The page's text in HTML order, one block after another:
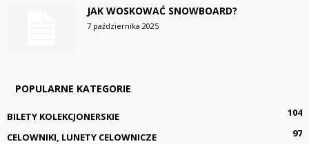
JAK WOSKOWAĆ SNOWBOARD?
7 października 2025
POPULARNE KATEGORIE
BILETY KOLEKCJONERSKIE
104
CELOWNIKI, LUNETY CELOWNICZE
97